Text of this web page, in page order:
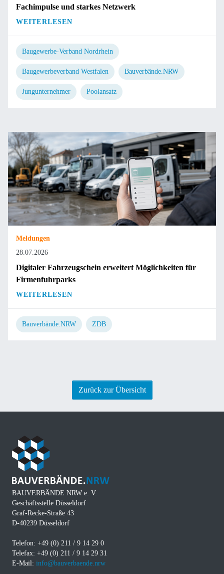
Fachimpulse und starkes Netzwerk
WEITERLESEN
Baugewerbe-Verband Nordrhein
Baugewerbeverband Westfalen Bauverbände.NRW
Jungunternehmer Poolansatz
Meldungen
28.07.2026
Digitaler Fahrzeugschein erweitert Möglichkeiten für
Firmenfuhrparks
WEITERLESEN
Bauverbände.NRW ZDB
Zurück zur Übersicht
BAUVERBÄNDE NRW e. V.
Geschäftsstelle Düsseldorf
Graf-Recke-Straße 43
D-40239 Düsseldorf
Telefon: +49 (0) 211 / 9 14 29 0
Telefax: +49 (0) 211 / 9 14 29 31
E-Mail: info@bauverbaende.nrw